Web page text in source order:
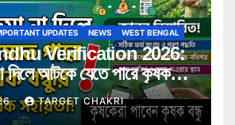
UPDATES NEWS WEST BENGAL
Verification 2026:
দিলে আটকে যেতে পারে কৃষক
জানুন বিস্তারিত
TARGET CHAKRI